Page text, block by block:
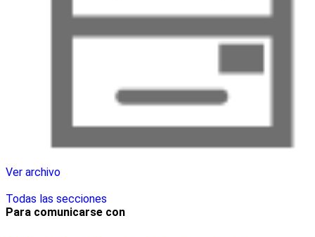
Ver archivo
Todas las secciones
Para comunicarse con